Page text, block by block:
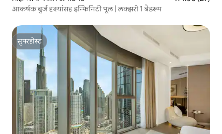
आकर्षक बुर्ज दृश्यांसह इन्फिनिटी पूल | लक्झरी 1 बेडरूम
सुपरहोस्ट
सुपरहोस्ट